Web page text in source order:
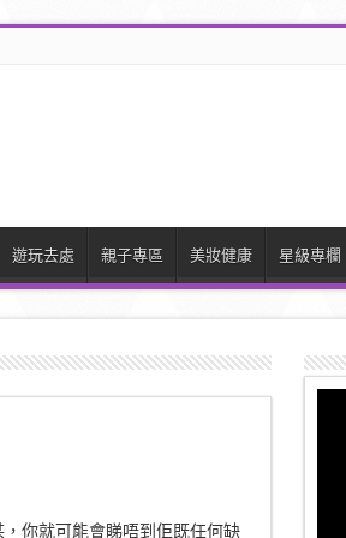
遊玩去處 親子專區 美妝健康 星級專欄
你就可能會睇唔到佢既任何缺